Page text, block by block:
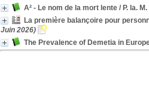
A² - Le nom de la mort lente / P. la. M.
La première balançoire pour
Juin 2026)
The Prevalence of Demetia in